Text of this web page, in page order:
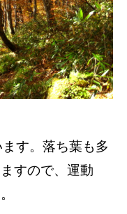
す。落ち葉も多
すので、運動